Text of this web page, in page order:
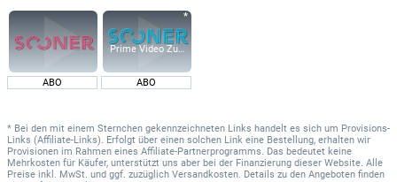
ABO
Prime Video Zusatz-Kanäle
ABO
* Bei den mit einem Sternchen gekennzeichneten Links handelt es sich um Provisions-
Links (Affiliate-Links). Erfolgt über einen solchen Link eine Bestellung, erhalten wir
Provisionen im Rahmen eines Affiliate-Partnerprogramms. Das bedeutet keine
Mehrkosten für Käufer, unterstützt uns aber bei der Finanzierung dieser Website. Alle
Preise inkl. MwSt. und ggf. zuzüglich Versandkosten. Details zu den Angeboten finden